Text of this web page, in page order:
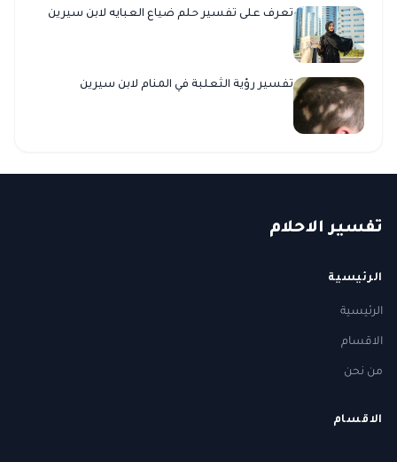
تعرف على تفسير حلم ضياع العبايه لابن سيرين
تفسير رؤية الثعلبة في المنام لابن سيرين
تفسير الاحلام
الرئيسية
الرئيسية
الاقسام
من نحن
الاقسام